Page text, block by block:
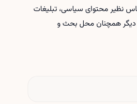
نظیر محتوای سیاسی، تبلیغات
دیگر همچنان محل بحث و